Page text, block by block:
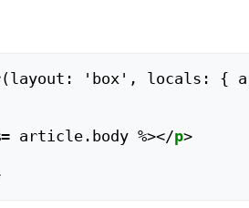
'box', locals: {
article.body %></p>
% end %>